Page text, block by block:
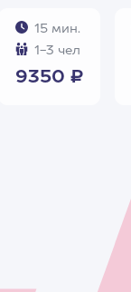
15 мин.
1-3 чел
9350 ₽